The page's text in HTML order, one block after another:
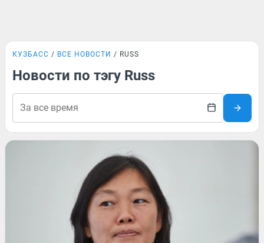
КУЗБАСС ВСЕ НОВОСТИ RUSS
Новости по тэгу Russ